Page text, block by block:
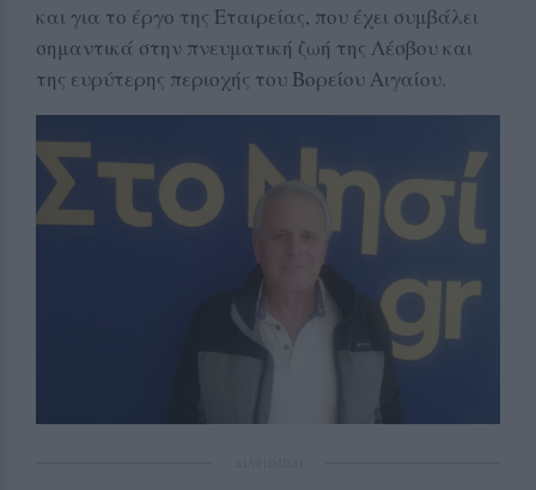
και για το έργο της Εταιρείας, που έχει συμβάλει
σημαντικά στην πνευματική ζωή της Λέσβου και
της ευρύτερης περιοχής του Βορείου Αιγαίου.